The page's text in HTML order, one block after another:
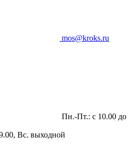
mos@kroks.ru
Пн.-Пт.: с 10.00 до
Вс. выходной